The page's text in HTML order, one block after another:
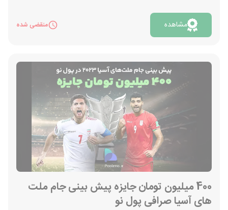
باید 50 هزار سکه جمع کنید که معادل 50 هزار تومان است.
با انجام بازی و ماموریت های آن به صورت زیر می‌توانید
می‌توانید 10 ضربه پنالتی بزنید و با زدن هر گل 50 امتیاز
بدست آورید. - با پاسخ به سوالات فوتبالی در مورد جام
جهانی - تماشای ویدیوهای تبلیغاتی - دعوت دوستان - شارژ
کیف پول - خرید طلا و انجام معامله - احراز هویت پیشرفته -
دنبال کردن شبکه های اجتماعی باکسب رتبه بالاتر در بازی،
ضریب شما هم بالاتر می‌رود که باعث بیشتر شدن سکه های
شما خواهد شد. که این ضریب از 2 الی 100 هم می‌تواند
باشد. همچنین هر هفته به 50 نفر از شرکت کنندگان جایزه
یک میلیون تومانی به قید قرعه اهدا میشود. جهت ورود به
بازی جام پنالتی پول نو روی «مشاهده» کلیک کن.
مشاهده منقضی شده
400 میلیون تومان جایزه پیش بینی جام ملت
های آسیا صرافی پول نو